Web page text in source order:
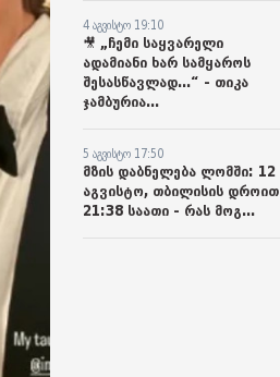
4 აგვისტო 19:10
🎥 „ჩემი საყვარელი
ადამიანი ხარ სამყაროს
შესასწავლად...“ - თიკა
ჯამბურია...
5 აგვისტო 17:50
მზის დაბნელება ლომში: 12
აგვისტო, თბილისის დროით
21:38 საათი - რას მოგ...